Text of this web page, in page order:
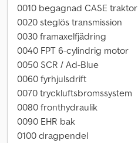
0010 begagnad CASE traktor
0020 steglös transmission
0030 framaxelfjädring
0040 FPT 6-cylindrig motor
0050 SCR / Ad-Blue
0060 fyrhjulsdrift
0070 tryckluftsbromssystem
0080 fronthydraulik
0090 EHR bak
0100 dragpendel